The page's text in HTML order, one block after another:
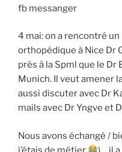
fb messanger
4 mai: on a rencontré
orthopédique à Nice Dr
près à la Spml que le
Munich. Il veut amener
aussi discuter avec Dr
mails avec Dr Yngve et
Nous avons échangé /